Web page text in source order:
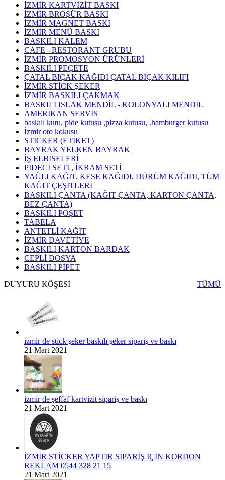
İZMİR KARTVİZİT BASKI
İZMİR BROŞÜR BASKI
İZMİR MAGNET BASKI
İZMİR MENÜ BASKI
BASKILI KALEM
CAFE - RESTORANT GRUBU
İZMİR PROMOSYON ÜRÜNLERİ
BASKILI PEÇETE
ÇATAL BIÇAK KAĞIDI ÇATAL BIÇAK KILIFI
İZMİR STİCK ŞEKER
İZMİR BASKILI ÇAKMAK
BASKILI ISLAK MENDİL - KOLONYALI MENDİL
AMERİKAN SERVİS
baskılı kutu, pide kutusu ,pizza kutusu, .hamburger kutusu
İzmir oto kokusu
STİCKER (ETİKET)
BAYRAK YELKEN BAYRAK
İŞ ELBİSELERİ
PİDECİ SETİ , İKRAM SETİ
YAĞLI KAĞIT, KESE KAĞIDI, DÜRÜM KAĞIDI, TÜM
KAĞIT ÇEŞİTLERİ
BASKILI ÇANTA (KAĞIT ÇANTA, KARTON ÇANTA,
BEZ ÇANTA)
BASKILI POŞET
TABELA
ANTETLİ KAĞIT
İZMİR DAVETİYE
BASKILI KARTON BARDAK
CEPLİ DOSYA
BASKILI PİPET
DUYURU KÖŞESİ
TÜMÜ
izmir de stick şeker baskılı şeker sipariş ve baskı
21 Mart 2021
izmir de şeffaf kartvizit sipariş ve baskı
21 Mart 2021
İZMİR STİCKER YAPTIR SİPARİŞ İÇİN KORDON
REKLAM 0544 328 21 15
21 Mart 2021